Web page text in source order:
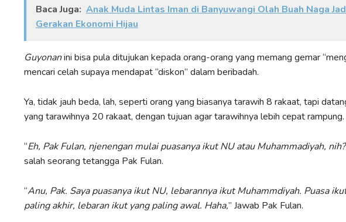
Baca Juga: Anak Muda Lintas Iman di Banyuwangi Olah Buah Naga
Gerakan Ekonomi Hijau
Guyonanini bisa pula ditujukan kepada orang-orang yang memang gemar
mencari celah supaya mendapat “diskon” dalam beribadah.
Ya, tidak jauh beda, lah, seperti orang yang biasanya tarawih 8 rakaat, tapi
yang tarawihnya 20 rakaat, dengan tujuan agar tarawihnya lebih cepat rampung.
“Eh, Pak Fulan, njenengan mulai puasanya ikut NU atau Muhammadiyah, nih?
salah seorang tetangga Pak Fulan.
“Anu, Pak. Saya puasanya ikut NU, lebarannya ikut Muhammdiyah. Puasa
paling akhir, lebaran ikut yang paling awal. Haha,” Jawab Pak Fulan.